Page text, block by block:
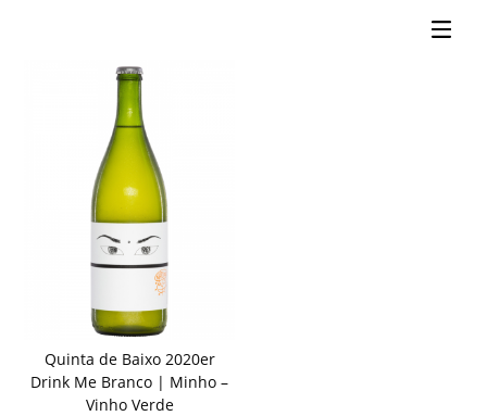
Quinta de Baixo 2020er
Drink Me Branco | Minho –
Vinho Verde